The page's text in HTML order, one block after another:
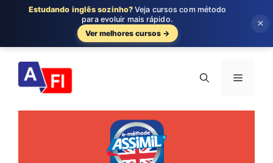
para
conteúdo
Menu
Estudando inglês sozinho? Veja cursos com método
para evoluir mais rápido.
Ver melhores cursos →
×